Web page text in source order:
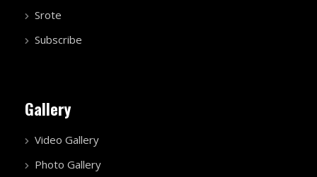
Srote
Subscribe
Gallery
Video Gallery
Photo Gallery